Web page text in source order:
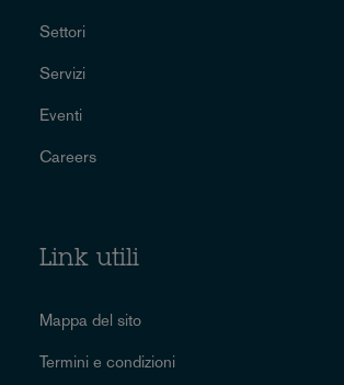
Settori
Servizi
Eventi
Careers
Link utili
Mappa del sito
Termini e condizioni